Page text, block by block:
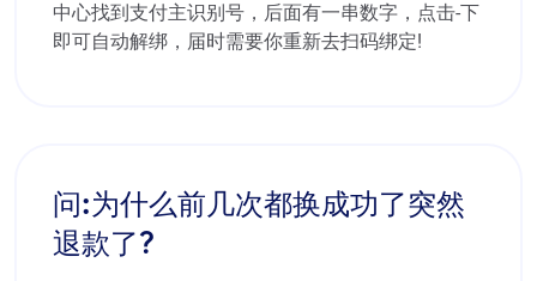
中心找到支付主识别号，后面有一串数字，点击-下
即可自动解绑，届时需要你重新去扫码绑定!
问:为什么前几次都换成功了突然
退款了?